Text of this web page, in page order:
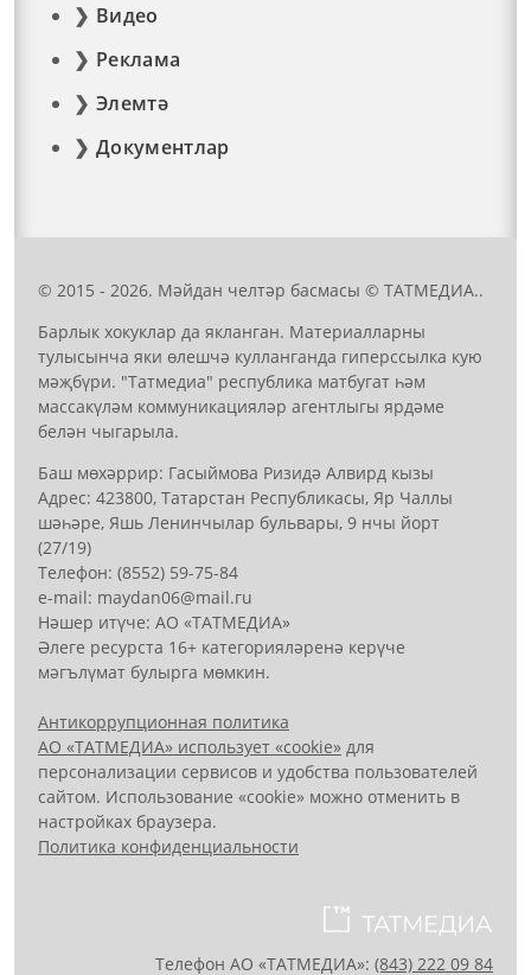
Видео
Реклама
Элемтә
Документлар
© 2015 - 2026. Мәйдан челтәр басмасы © ТАТМЕДИА..
Барлык хокуклар да якланган. Материалларны
тулысынча яки өлешчә кулланганда гиперссылка кую
мәҗбүри. "Татмедиа" республика матбугат һәм
массакүләм коммуникацияләр агентлыгы ярдәме
белән чыгарыла.
Баш мөхәррир: Гасыймова Ризидә Алвирд кызы
Адрес: 423800, Татарстан Республикасы, Яр Чаллы
шәһәре, Яшь Ленинчылар бульвары, 9 нчы йорт
(27/19)
Телефон: (8552) 59-75-84
е-mail: mауdаn06@mail.гu
Нәшер итүче: АО «ТАТМЕДИА»
Әлеге ресурста 16+ категорияләренә керүче
мәгълүмат булырга мөмкин.
Антикоррупционная политика
АО «ТАТМЕДИА» использует «cookie» для
персонализации сервисов и удобства пользователей
сайтом. Использование «cookie» можно отменить в
настройках браузера.
Политика конфиденциальности
Телефон АО «ТАТМЕДИА»: (843) 222 09 84